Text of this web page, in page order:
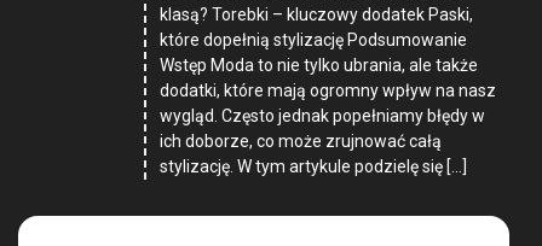
klasą? Torebki – kluczowy dodatek Paski,
które dopełnią stylizację Podsumowanie
Wstęp Moda to nie tylko ubrania, ale także
dodatki, które mają ogromny wpływ na nasz
wygląd. Często jednak popełniamy błędy w
ich doborze, co może zrujnować całą
stylizację. W tym artykule podzielę się […]